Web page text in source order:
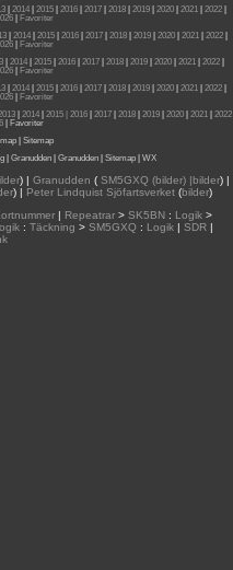
| 2014| 2015| 2016| 2017| 2018| 2019| 2020| 2021| 2022|
|
Favoriter
| 2014| 2015| 2016| 2017| 2018| 2019| 2020| 2021| 2022|
|
Favoriter
| 2014| 2015| 2016| 2017| 2018| 2019| 2020| 2021| 2022|
|
Favoriter
2014 2015 2016 2017 2018 2019 2020 2021 2022
|
Favoriter
| 2014| 2015 | 2016| 2017| 2018| 2019| 2020| 2021| 2022
|
Favoriter
Sitemap
| Granudden| Granudden| Sitemap| WX
) | Granudden (SM5GXQ (bilder) |bilder) |
) | Peter Lindquist Sjöfartsverket (bilder)
| Repeatrar> SK5BN: Logik>
: Täckning > SM5GXQ : Logik | SDR |